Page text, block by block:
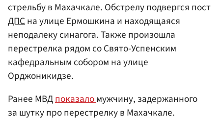
стрельбу в Махачкале. Обстрелу подвергся пост
ДПСна улице Ермошкина и находящаяся
неподалеку синагога. Также произошла
перестрелка рядом со Свято-Успенским
кафедральным собором на улице
Орджоникидзе.
Ранее МВДпоказаломужчину, задержанного
за шутку про перестрелку в Махачкале.